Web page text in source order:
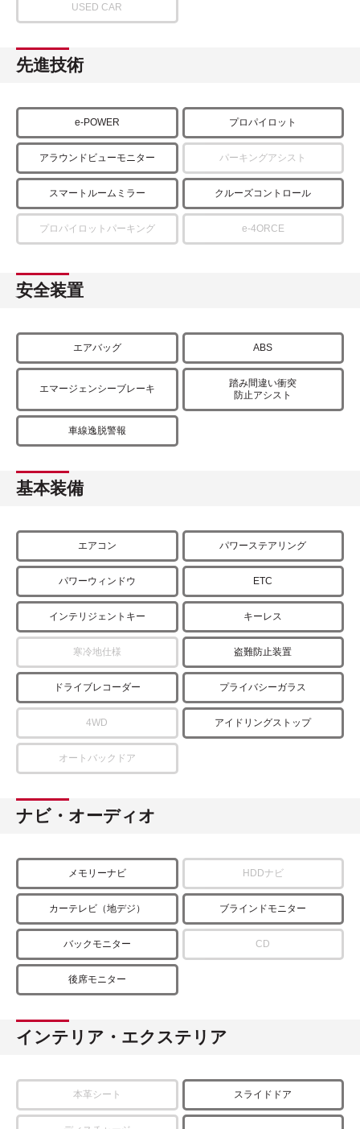
USED CAR
先進技術
e-POWER プロパイロット
アラウンドビューモニター パーキングアシスト
スマートルームミラー クルーズコントロール
プロパイロットパーキング e-4ORCE
安全装置
エアバッグ ABS
エマージェンシーブレーキ
踏み間違い衝突
防止アシスト
車線逸脱警報
基本装備
エアコン パワーステアリング
パワーウィンドウ ETC
インテリジェントキー キーレス
寒冷地仕様 盗難防止装置
ドライブレコーダー プライバシーガラス
4WD アイドリングストップ
オートバックドア
ナビ・オーディオ
メモリーナビ HDDナビ
カーテレビ（地デジ） ブラインドモニター
バックモニター CD
後席モニター
インテリア・エクステリア
本革シート スライドドア